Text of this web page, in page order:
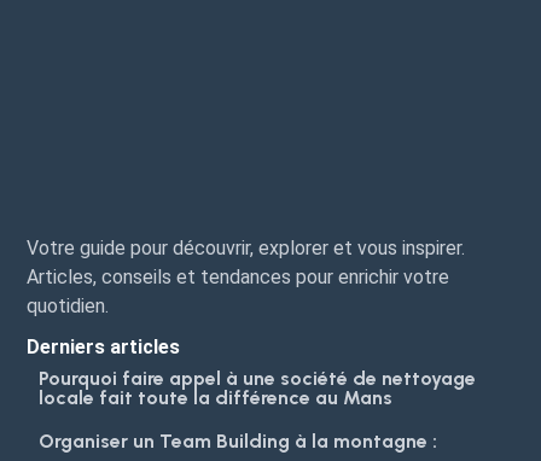
Votre guide pour découvrir, explorer et vous inspirer.
Articles, conseils et tendances pour enrichir votre
quotidien.
Derniers articles
Pourquoi faire appel à une société de nettoyage
locale fait toute la différence au Mans
Organiser un Team Building à la montagne :